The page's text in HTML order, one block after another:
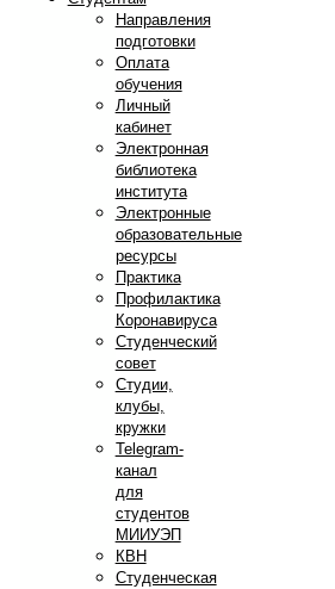
Направления
подготовки
Оплата
обучения
Личный
кабинет
Электронная
библиотека
института
Электронные
образовательные
ресурсы
Практика
Профилактика
Коронавируса
Студенческий
совет
Студии,
клубы,
кружки
Telegram-
канал
для
студентов
МИИУЭП
КВН
Студенческая